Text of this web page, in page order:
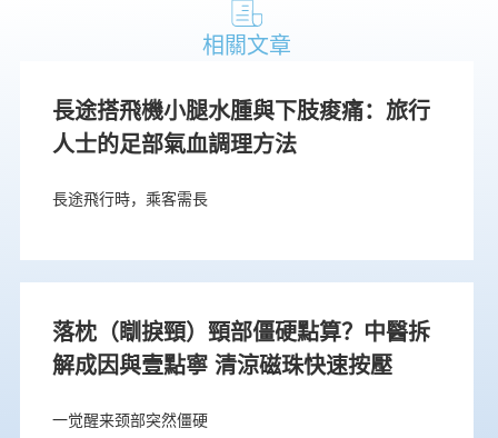
相關文章
長途搭飛機小腿水腫與下肢痠痛：旅行
人士的足部氣血調理方法
長途飛行時，乘客需長
落枕（瞓捩頸）頸部僵硬點算？中醫拆
解成因與壹點寧 清涼磁珠快速按壓
一觉醒来颈部突然僵硬